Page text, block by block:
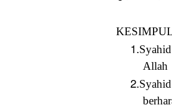
1.
Allah
2.